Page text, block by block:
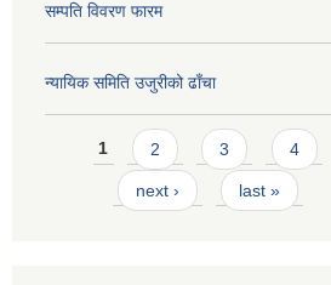
सम्पति विवरण फारम
न्यायिक समिति उजुरीको ढाँचा
Pages
1 2 3 4
next › last »